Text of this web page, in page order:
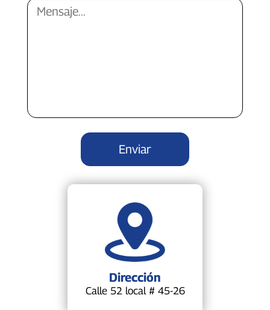
Dirección
Calle 52 local # 45-26